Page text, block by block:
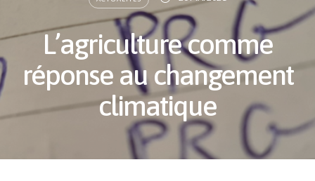
L’agriculture comme
réponse au changement
climatique